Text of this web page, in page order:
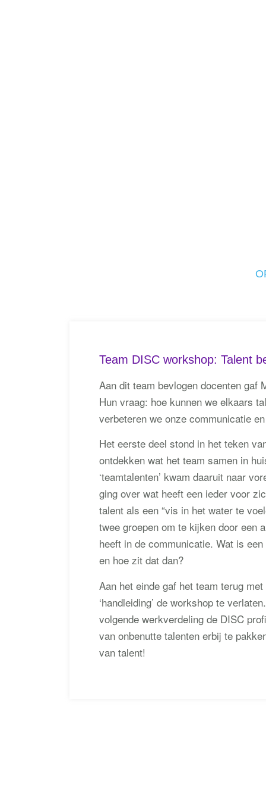
Team DISC workshop: Talent
Aan dit team bevlogen docenten gaf
Hun vraag: hoe kunnen we elkaars
verbeteren we onze communicatie
Het eerste deel stond in het teken
ontdekken wat het team samen in
‘teamtalenten’ kwam daaruit naar
ging over wat heeft een ieder voor
talent als een “vis in het water te
twee groepen om te kijken door een
heeft in de communicatie. Wat is
en hoe zit dat dan?
Aan het einde gaf het team terug
‘handleiding’ de workshop te
volgende werkverdeling de DISC
van onbenutte talenten erbij te
van talent!